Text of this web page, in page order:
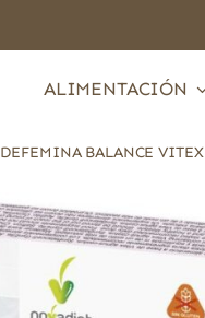
ALIMENTACIÓN
DEFEMINA BALANCE VITEX